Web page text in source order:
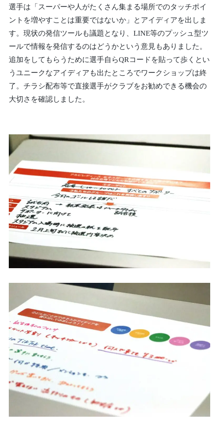
選手は「スーパーや人がたくさん集まる場所でのタッチポイ
ントを増やすことは重要ではないか」とアイディアを出しま
す。現状の発信ツールも議題となり、LINE等のプッシュ型ツ
ールで情報を発信するのはどうかという意見もありました。
追加をしてもらうために選手自らQRコードを貼って歩くとい
うユニークなアイディアも出たところでワークショップは終
了。チラシ配布等で直接選手がクラブをお勧めできる機会の
大切さを確認しました。